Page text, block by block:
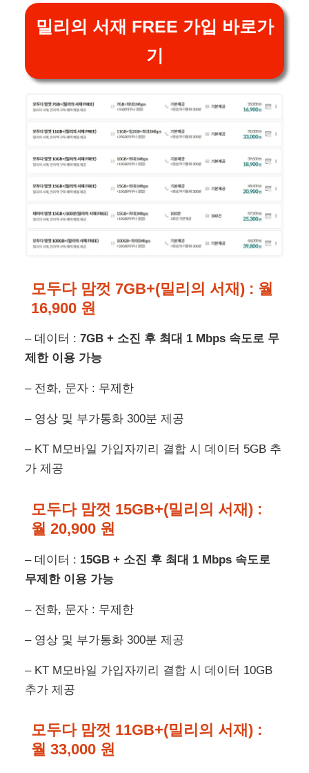
밀리의 서재 FREE 가입 바로가
기
모두다 맘껏 7GB+(밀리의 서재) : 월
16,900 원
– 데이터 :7GB + 소진 후 최대 1 Mbps 속도로 무
제한 이용 가능
– 전화, 문자 : 무제한
– 영상 및 부가통화 300분 제공
– KT M모바일 가입자끼리 결합 시 데이터 5GB 추
가 제공
모두다 맘껏 15GB+(밀리의 서재) :
월 20,900 원
– 데이터 : 15GB + 소진 후 최대 1 Mbps 속도로
무제한 이용 가능
– 전화, 문자 : 무제한
– 영상 및 부가통화 300분 제공
– KT M모바일 가입자끼리 결합 시 데이터 10GB
추가 제공
모두다 맘껏 11GB+(밀리의 서재) :
월 33,000 원